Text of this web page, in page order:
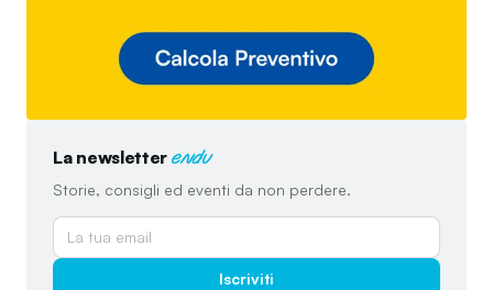
La newsletter endu
Storie, consigli ed eventi da non perdere.
Iscriviti